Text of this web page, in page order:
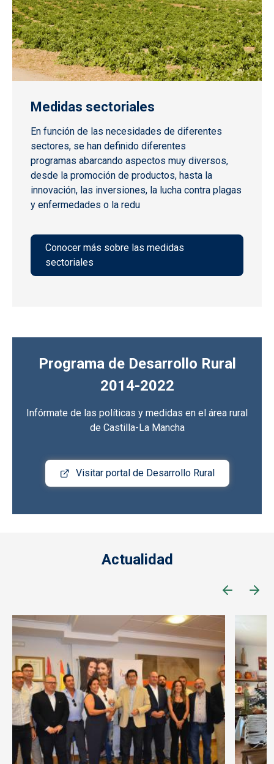
Medidas sectoriales
En función de las necesidades de diferentes
sectores, se han definido diferentes
programas abarcando aspectos muy diversos,
desde la promoción de productos, hasta la
innovación, las inversiones, la lucha contra plagas
y enfermedades o la redu
Conocer más sobre las medidas
sectoriales
Programa de Desarrollo Rural
2014-2022
Infórmate de las políticas y medidas en el área rural
de Castilla-La Mancha
Visitar portal de Desarrollo Rural
Actualidad